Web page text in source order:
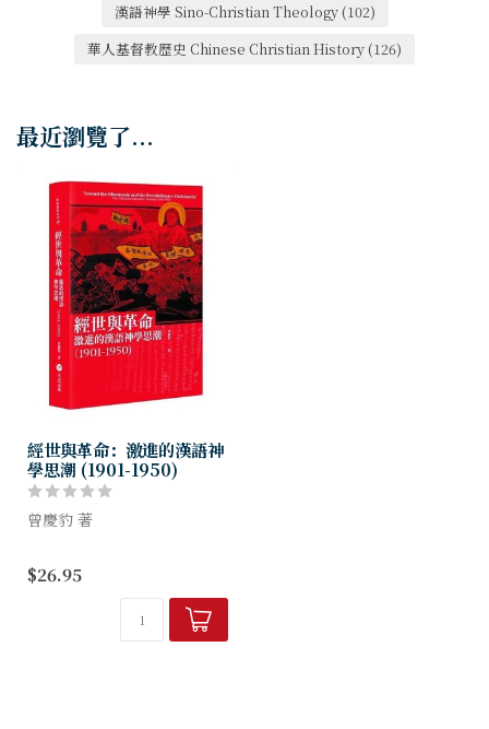
漢語神學 Sino-Christian Theology (102)
華人基督教歷史 Chinese Christian History (126)
最近瀏覽了...
經世與革命：激進的漢語神
學思潮 (1901-1950)
曾慶豹 著
學思潮（1901-1950）》作者
所主張的經世思想，即以社會
改造為其回應福音信仰的思想
和行動，他認為晚近引入的
$26.95